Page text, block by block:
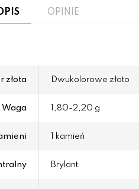
OPINIE
złota Dwukolorowe złoto
Waga 1,80-2,20 g
1 kamień
Brylant